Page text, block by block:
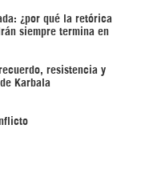
¿por qué la retórica
siempre termina en
resistencia y
Karbala